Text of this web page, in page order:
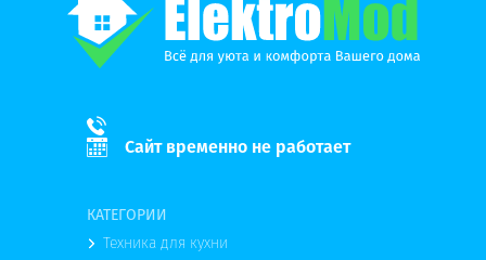
Сайт временно не работает
КАТЕГОРИИ
Техника для кухни